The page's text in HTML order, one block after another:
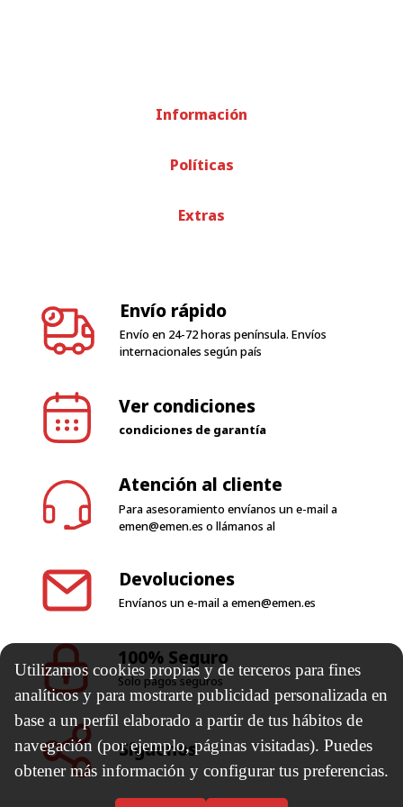
Información
Políticas
Extras
Envío rápido
Envío en 24-72 horas península. Envíos
internacionales según país
Ver condiciones
condiciones de garantía
Atención al cliente
Para asesoramiento envíanos un e-mail a
emen@emen.es o llámanos al
Devoluciones
Envíanos un e-mail aemen@emen.es
100% Seguro
Solo pagos seguros
Síguenos
Utilizamos cookies propias y de terceros para fines
analíticos y para mostrarte publicidad personalizada en
base a un perfil elaborado a partir de tus hábitos de
navegación (por ejemplo, páginas visitadas). Puedes
obtener más información y configurar tus preferencias.